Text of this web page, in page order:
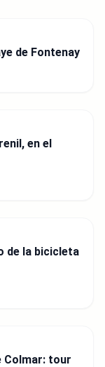
de Fontenay
en el
de la bicicleta
tour